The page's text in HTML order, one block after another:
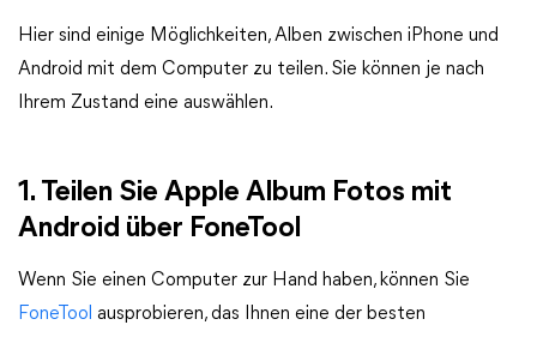
Hier sind einige Möglichkeiten, Alben zwischen iPhone und
Android mit dem Computer zu teilen. Sie können je nach
Ihrem Zustand eine auswählen.
1. Teilen Sie Apple Album Fotos mit
Android über FoneTool
Wenn Sie einen Computer zur Hand haben, können Sie
FoneTool ausprobieren, das Ihnen eine der besten